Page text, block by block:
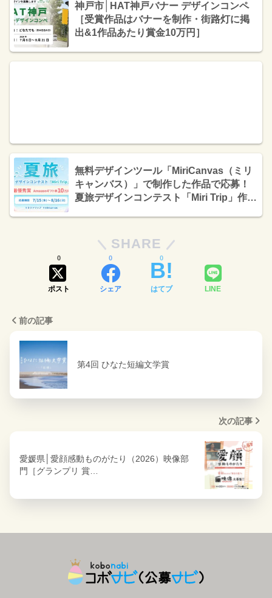
神戸市│HAT神戸バナー デザインコンペ
［受賞作品はバナーを制作・街路灯に掲
出&1作品あたり賞金10万円］
無料デザインツール「MiriCanvas（ミリ
キャンバス）」で制作した作品で応募！
夏旅デザインコンテスト「Miri Trip」作品
SHARE
ポスト
0
シェア
0
はてブ
0
LINE
前の記事
第4回 ひなた短編文学賞
次の記事
愛媛県│愛顔感動ものがたり（2026）映像部
門［グランプリ 賞…